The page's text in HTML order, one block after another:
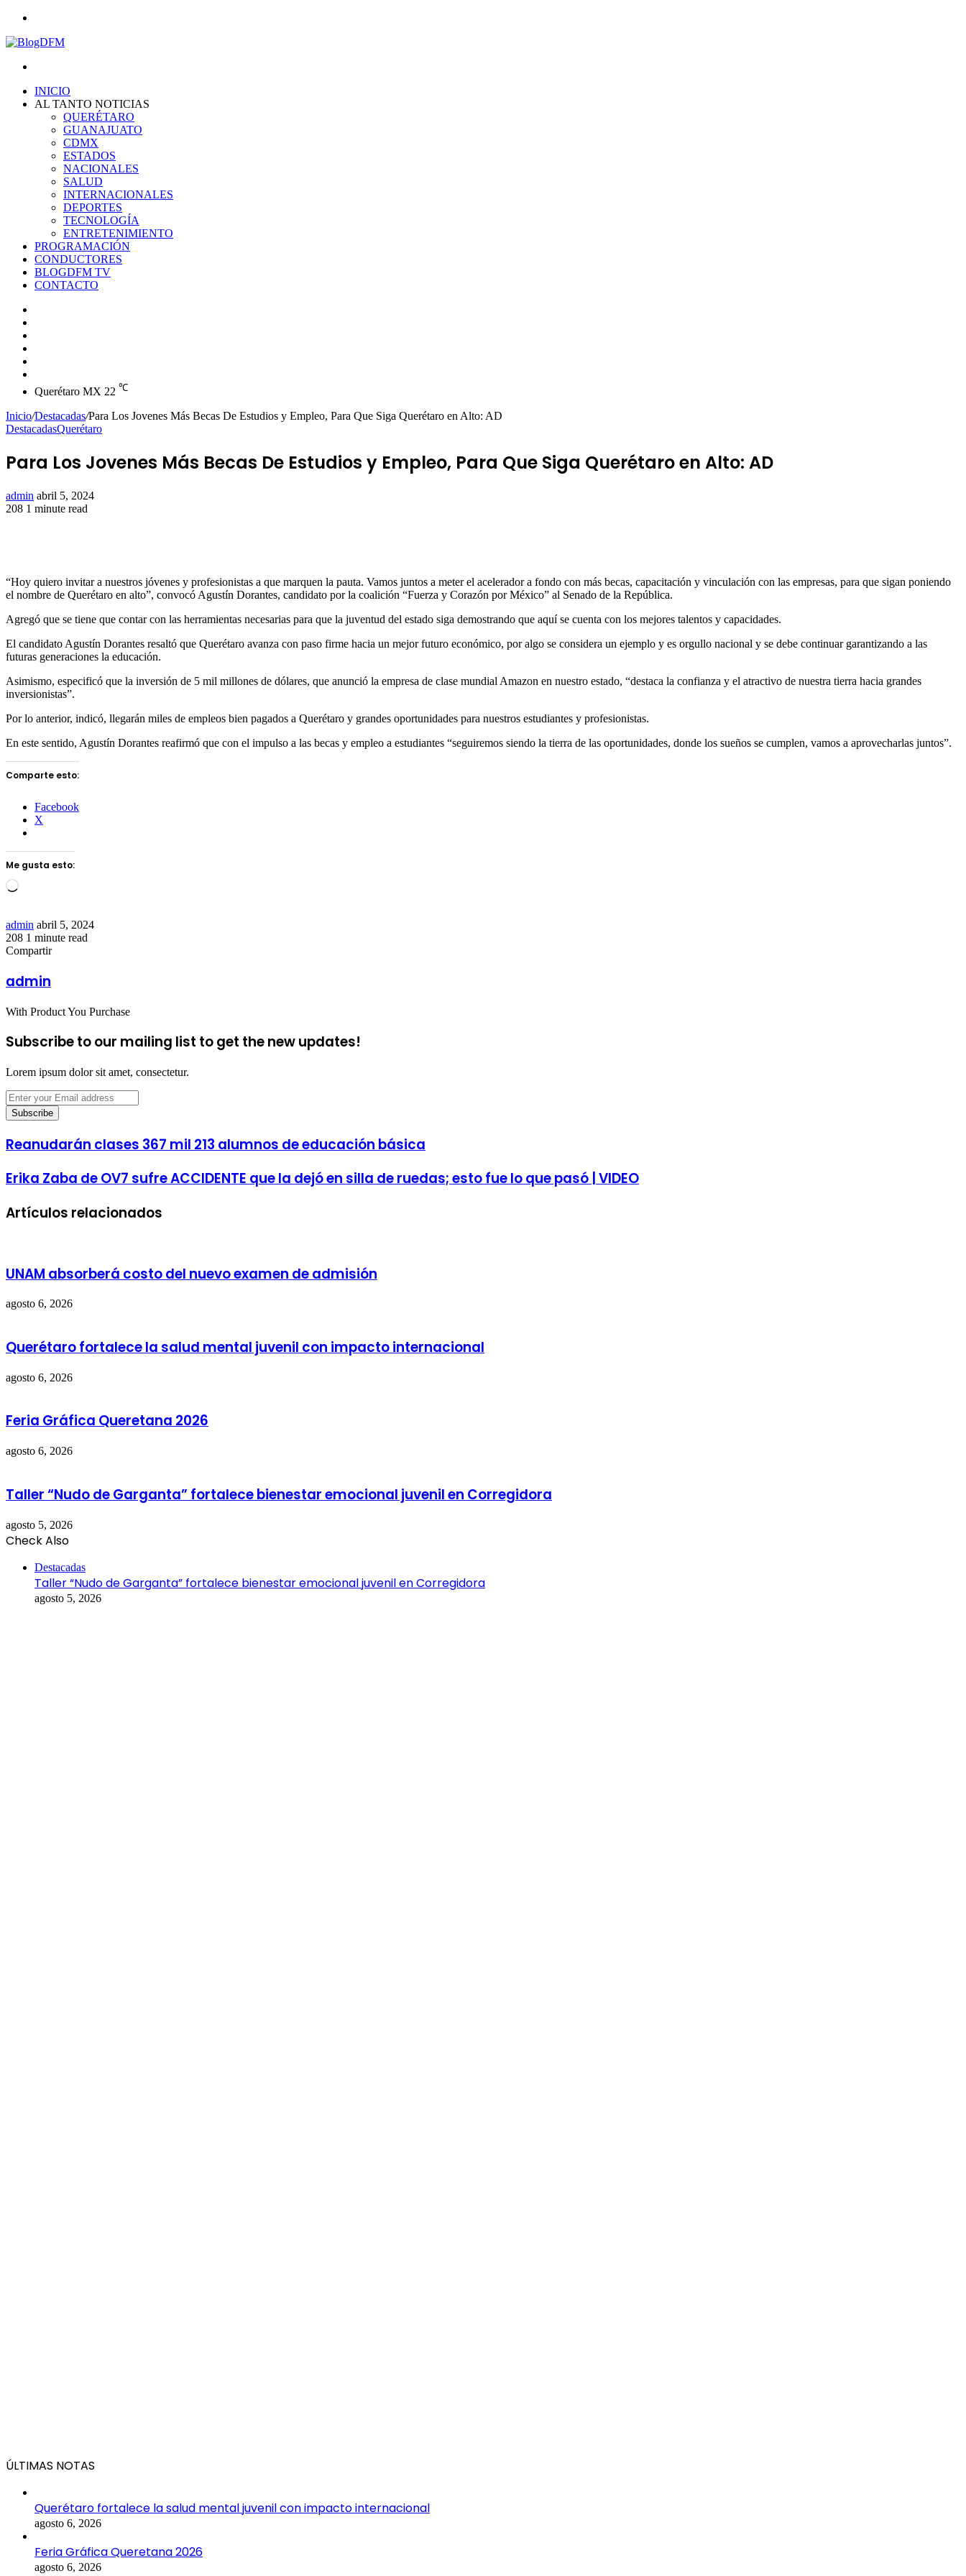
INICIO
AL TANTO NOTICIAS
QUERÉTARO
GUANAJUATO
CDMX
ESTADOS
NACIONALES
SALUD
INTERNACIONALES
DEPORTES
TECNOLOGÍA
ENTRETENIMIENTO
PROGRAMACIÓN
CONDUCTORES
BLOGDFM TV
CONTACTO
Querétaro MX 22 ℃
Inicio/Destacadas/Para Los Jovenes Más Becas De Estudios y Empleo, Para Que Siga Querétaro en Alto: AD
DestacadasQuerétaro
Para Los Jovenes Más Becas De Estudios y Empleo, Para Que Siga Querétaro en Alto: AD
admin Send
an
abril 5, 2024
208 1 minute read
“Hoy quiero invitar a nuestros jóvenes y profesionistas a que marquen la pauta. Vamos juntos a meter el acelerador a fondo con más becas, capacitación y vinculación con las empresas, para que sigan poniendo
el nombre de Querétaro en alto”, convocó Agustín Dorantes, candidato por la coalición “Fuerza y Corazón por México” al Senado de la República.
Agregó que se tiene que contar con las herramientas necesarias para que la juventud del estado siga demostrando que aquí se cuenta con los mejores talentos y capacidades.
El candidato Agustín Dorantes resaltó que Querétaro avanza con paso firme hacia un mejor futuro económico, por algo se considera un ejemplo y es orgullo nacional y se debe continuar garantizando a las
futuras generaciones la educación.
Asimismo, especificó que la inversión de 5 mil millones de dólares, que anunció la empresa de clase mundial Amazon en nuestro estado, “destaca la confianza y el atractivo de nuestra tierra hacia grandes
inversionistas”.
Por lo anterior, indicó, llegarán miles de empleos bien pagados a Querétaro y grandes oportunidades para nuestros estudiantes y profesionistas.
En este sentido, Agustín Dorantes reafirmó que con el impulso a las becas y empleo a estudiantes “seguiremos siendo la tierra de las oportunidades, donde los sueños se cumplen, vamos a aprovecharlas juntos”.
Comparte esto:
Facebook
X
Me gusta esto:
Loading…
admin Send
an
email
abril 5, 2024
208 1 minute read
Facebook
Twitter
LinkedIn
Tumblr
Pinterest
Reddit
VKontakte
Odnoklassniki
Pocket
Compartir
via
Email
admin
With Product You Purchase
Subscribe to our mailing list to get the new updates!
Lorem ipsum dolor sit amet, consectetur.
Enter
your
Email
Reanudarán clases 367 mil 213 alumnos de educación básica
Erika Zaba de OV7 sufre ACCIDENTE que la dejó en silla de ruedas; esto fue lo que pasó | VIDEO
Artículos relacionados
UNAM absorberá costo del nuevo examen de admisión
agosto 6, 2026
Querétaro fortalece la salud mental juvenil con impacto internacional
agosto 6, 2026
Feria Gráfica Queretana 2026
agosto 6, 2026
Taller “Nudo de Garganta” fortalece bienestar emocional juvenil en Corregidora
agosto 5, 2026
Check Also
Destacadas
Taller “Nudo de Garganta” fortalece bienestar emocional juvenil en Corregidora
agosto 5, 2026
ÚLTIMAS NOTAS
Querétaro fortalece la salud mental juvenil con impacto internacional
agosto 6, 2026
Feria Gráfica Queretana 2026
agosto 6, 2026